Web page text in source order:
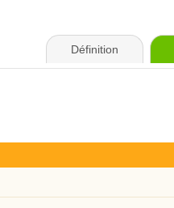
Définition